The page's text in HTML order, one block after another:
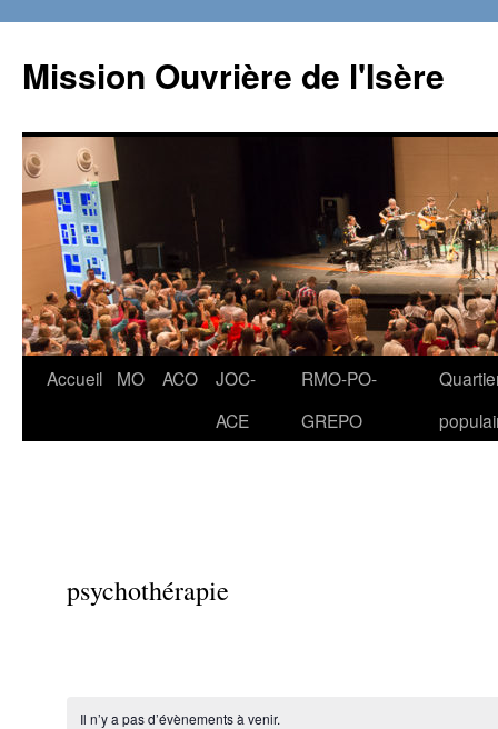
contenu
Mission Ouvrière de l'Isère
Accueil MO ACO
JOC-
ACE
RMO-PO-
GREPO
psychothérapie
Il n’y a pas d’évènements à venir.